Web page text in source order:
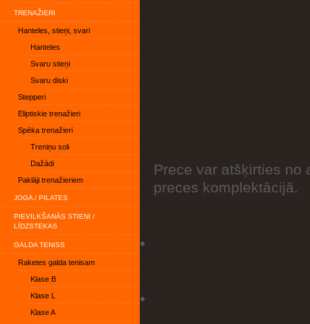
TRENAŽIERI
Hanteles, stieņi, svari
Hanteles
Svaru stieņi
Svaru diski
Stepperi
Eliptiskie trenažieri
Spēka trenažieri
Treniņu soli
Dažādi
Paklāji trenažieriem
JOGA / PILATES
PIEVILKŠANĀS STIEŅI /
LĪDZSTEKAS
GALDA TENISS
Raketes galda tenisam
Klase B
Klase L
Klase A
Prece var atšķirties no
preces komplektācijā.